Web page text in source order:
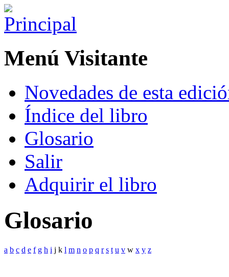
Menú Visitante
Novedades de esta
Índice del libro
Glosario
Salir
Adquirir el libro
Glosario
a b c d e f g h i j k l m n o p q r s t u v w x y z